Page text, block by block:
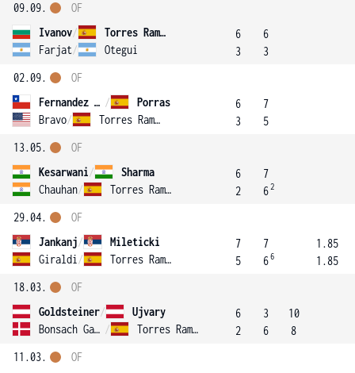
09.09.
Ivanov/
Torres Ramis
Farjat/ Otegui
OF
6
3
6
3
02.09.
Fernandez Flores /
Porras
Bravo/ Torres Ramis
OF
6
3
7
5
13.05.
Kesarwani/
Sharma
Chauhan/ Torres Ramis
OF
6
2
7
62
29.04.
Jankanj/
Mileticki
Giraldi / Torres Ramis
OF
7
5
7
66
1.85
1.85
18.03.
Goldsteiner/
Ujvary
Bonsach Ganley / Torres Ramis
OF
6
2
3
6
10
8
11.03.
OF